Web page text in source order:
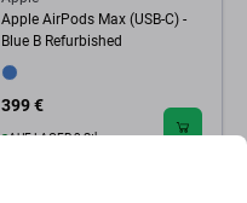
Apple AirPods Max (USB-C) -
Blue B Refurbished
399 €
AUF LAGER 3 Stk